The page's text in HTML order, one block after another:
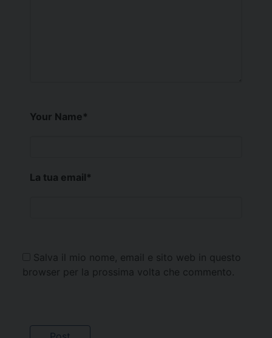
Your Name*
La tua email*
Salva il mio nome, email e sito web in questo
browser per la prossima volta che commento.